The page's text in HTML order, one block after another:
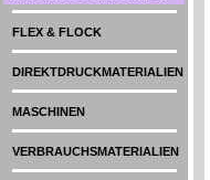
FLEX & FLOCK
DIREKTDRUCKMATERIALIEN
MASCHINEN
VERBRAUCHSMATERIALIEN